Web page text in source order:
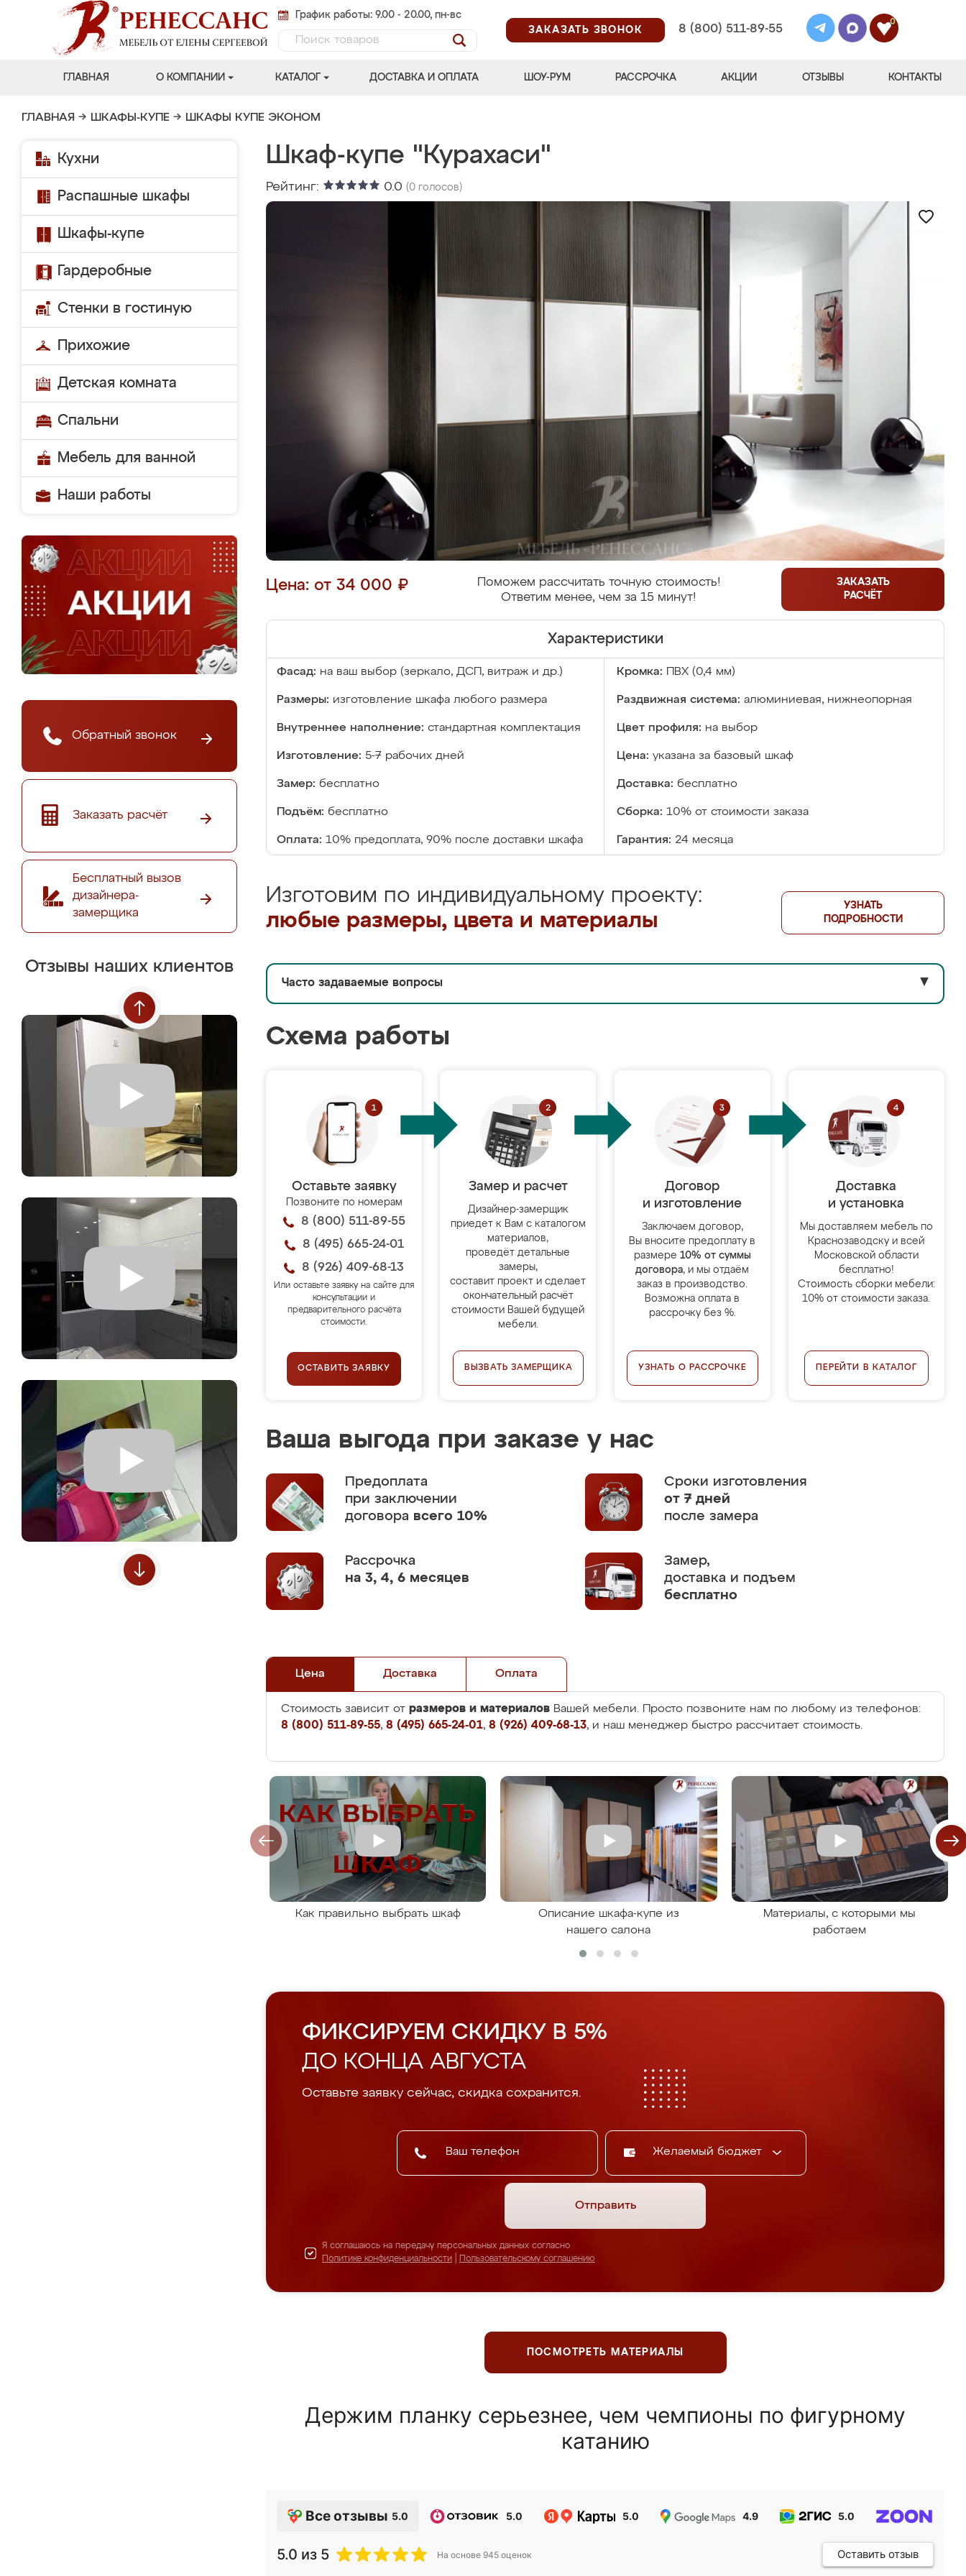
График работы: 9.00 - 20.00, пн-вс
ЗАКАЗАТЬ ЗВОНОК
8 (800) 511-89-55
0
ГЛАВНАЯ О КОМПАНИИ КАТАЛОГ ДОСТАВКА И ОПЛАТА ШОУ-РУМ РАССРОЧКА АКЦИИ ОТЗЫВЫ КОНТАКТЫ
ГЛАВНАЯ → ШКАФЫ-КУПЕ → ШКАФЫ КУПЕ ЭКОНОМ
Кухни
Распашные шкафы
Шкафы-купе
Гардеробные
Стенки в гостиную
Прихожие
Детская комната
Спальни
Мебель для ванной
Наши работы
Обратный звонок
Заказать расчёт
Бесплатный вызов
дизайнера-
замерщика
Отзывы наших клиентов
Шкаф-купе "Курахаси"
Рейтинг: 0.0 (0 голосов)
Цена: от 34 000 ₽
Поможем рассчитать точную стоимость!
Ответим менее, чем за 15 минут!
ЗАКАЗАТЬ
РАСЧЁТ
Характеристики
Фасад: на ваш выбор (зеркало, ДСП, витраж и др.) Кромка: ПВХ (0,4 мм)
Размеры: изготовление шкафа любого размера Раздвижная система: алюминиевая, нижнеопорная
Внутреннее наполнение: стандартная комплектация Цвет профиля: на выбор
Изготовление: 5-7 рабочих дней Цена: указана за базовый шкаф
Замер: бесплатно Доставка: бесплатно
Подъём: бесплатно Сборка: 10% от стоимости заказа
Оплата: 10% предоплата, 90% после доставки шкафа Гарантия: 24 месяца
Изготовим по индивидуальному проекту:
любые размеры, цвета и материалы
УЗНАТЬ
ПОДРОБНОСТИ
Часто задаваемые вопросы ▼
Схема работы
Оставьте заявку
Позвоните по номерам
8 (800) 511-89-55
8 (495) 665-24-01
8 (926) 409-68-13
Или оставьте заявку на сайте для
консультации и
предварительного расчёта
стоимости.
ОСТАВИТЬ ЗАЯВКУ
Замер и расчет
Дизайнер-замерщик
приедет к Вам с каталогом
материалов,
проведёт детальные
замеры,
составит проект и сделает
окончательный расчёт
стоимости Вашей будущей
мебели.
ВЫЗВАТЬ ЗАМЕРЩИКА
Договор
и изготовление
Заключаем договор,
Вы вносите предоплату в
размере 10% от суммы
договора, и мы отдаём
заказ в производство.
Возможна оплата в
рассрочку без %.
УЗНАТЬ О РАССРОЧКЕ
Доставка
и установка
Мы доставляем мебель по
Краснозаводску и всей
Московской области
бесплатно!
Стоимость сборки мебели:
10% от стоимости заказа.
ПЕРЕЙТИ В КАТАЛОГ
Ваша выгода при заказе у нас
Предоплата
при заключении
договора всего 10%
Сроки изготовления
от 7 дней
после замера
Рассрочка
на 3, 4, 6 месяцев
Замер,
доставка и подъем
бесплатно
Цена Доставка Оплата
Стоимость зависит от размеров и материалов Вашей мебели. Просто позвоните нам по любому из телефонов:
8 (800) 511-89-55, 8 (495) 665-24-01, 8 (926) 409-68-13, и наш менеджер быстро рассчитает стоимость.
Как правильно выбрать шкаф
Описание шкафа-купе из
нашего салона
Материалы, с которыми мы
работаем
ФИКСИРУЕМ СКИДКУ В 5%
ДО КОНЦА АВГУСТА
Оставьте заявку сейчас, скидка сохранится.
Желаемый бюджет
Отправить
Я соглашаюсь на передачу персональных данных согласно
Политике конфиденциальности
Пользовательскому соглашению
ПОСМОТРЕТЬ МАТЕРИАЛЫ
Держим планку серьезнее, чем чемпионы по фигурному
катанию
Все отзывы 5.0 5.0 5.0 4.9 5.0
5.0 из 5 На основе 945 оценок Оставить отзыв